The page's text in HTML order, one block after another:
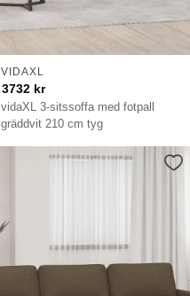
vidaXL 3-sitssoffa med fotpall
gräddvit 210 cm tyg
VIDAXL
3732 kr